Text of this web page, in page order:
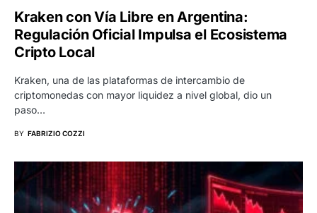
Kraken con Vía Libre en Argentina:
Regulación Oficial Impulsa el Ecosistema
Cripto Local
Kraken, una de las plataformas de intercambio de
criptomonedas con mayor liquidez a nivel global, dio un
paso…
BY FABRIZIO COZZI